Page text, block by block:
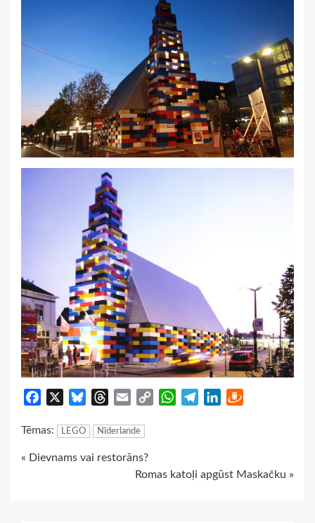
Facebook BlueskyThreads
Email
Copy
WhatsApp
TelegramLinkedIn
Tēmas: LEGO Nīderlande
Continue
« Dievnams vai restorāns?
Romas katoļi apgūst Maskačku »